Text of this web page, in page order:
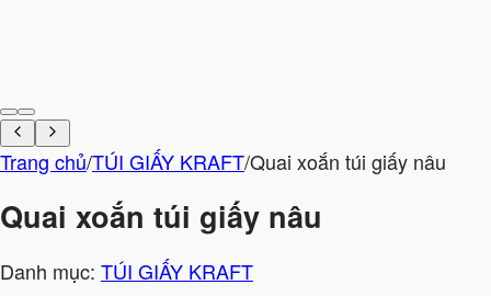
Trang chủ/TÚI GIẤY KRAFT/Quai xoắn túi giấy nâu
Quai xoắn túi giấy nâu
Danh mục: TÚI GIẤY KRAFT